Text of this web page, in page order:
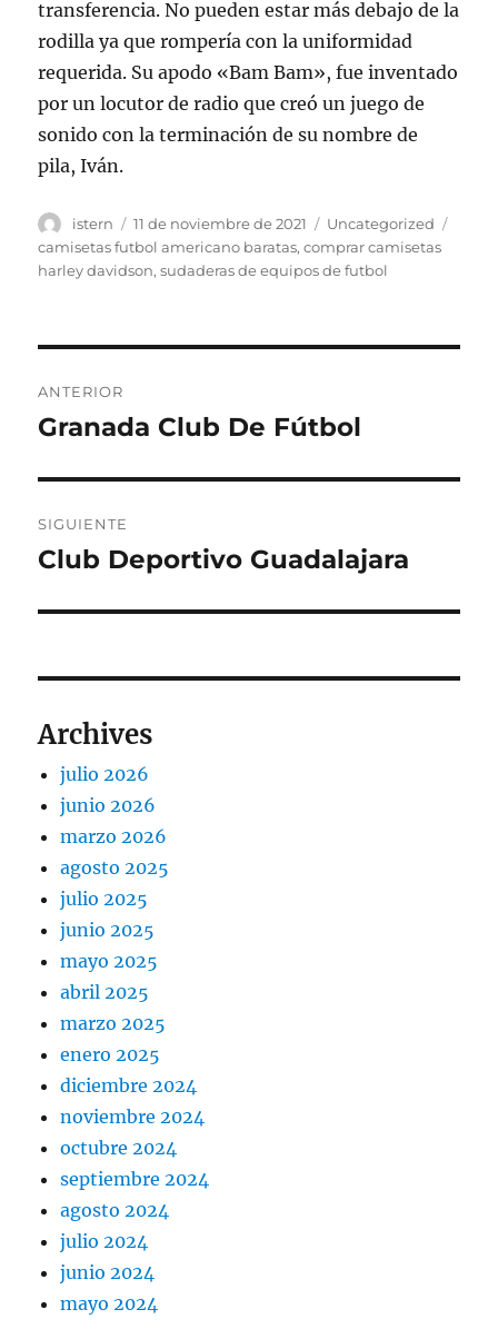
transferencia. No pueden estar más debajo de la
rodilla ya que rompería con la uniformidad
requerida. Su apodo «Bam Bam», fue inventado
por un locutor de radio que creó un juego de
sonido con la terminación de su nombre de
pila, Iván.
Autor
istern
Publicado
el
11 de noviembre de 2021 Categorías
Uncategorized
camisetas futbol americano baratas,comprar camisetas
harley davidson,sudaderas de equipos de futbol
de
ANTERIOR
Entrada
Granada Club De Fútbol
SIGUIENTE
Entrada
Club Deportivo Guadalajara
Archives
julio 2026
junio 2026
marzo 2026
agosto 2025
julio 2025
junio 2025
mayo 2025
abril 2025
marzo 2025
enero 2025
diciembre 2024
noviembre 2024
octubre 2024
septiembre 2024
agosto 2024
julio 2024
junio 2024
mayo 2024